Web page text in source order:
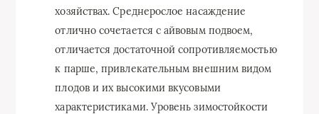
хозяйствах. Среднерослое насаждение
отлично сочетается с айвовым подвоем,
отличается достаточной сопротивляемостью
к парше, привлекательным внешним видом
плодов и их высокими вкусовыми
характеристиками. Уровень зимостойкости